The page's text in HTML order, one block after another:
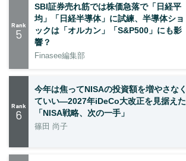
Rank
5
SBI証券売れ筋では株価急落で「日経平
均」「日経半導体」に試練、半導体ショ
ックは「オルカン」「S&P500」にも影
響？
Finasee編集部
Rank
6
今年は焦ってNISAの投資額を増やさなく
ていい―2027年iDeCo大改正を見据えた
「NISA戦略、次の一手」
篠田 尚子